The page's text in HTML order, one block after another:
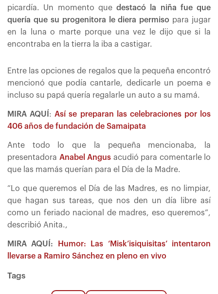
picardía. Un momento que destacó la niña fue que
quería que su progenitora le diera permiso para jugar
en la luna o marte porque una vez le dijo que si la
encontraba en la tierra la iba a castigar.
Entre las opciones de regalos que la pequeña encontró
mencionó que podía cantarle, dedicarle un poema e
incluso su papá quería regalarle un auto a su mamá.
MIRA AQUÍ :Así se preparan las celebraciones por los
406 años de fundación de Samaipata
Ante todo lo que la pequeña mencionaba, la
presentadora Anabel Angus acudió para comentarle lo
que las mamás querían para el Día de la Madre.
“Lo que queremos el Día de las Madres, es no limpiar,
que hagan sus tareas, que nos den un día libre así
como un feriado nacional de madres, eso queremos”,
describió Anita.,
MIRA AQUÍ:
Humor: Las ‘Misk’isiquisitas’ intentaron
llevarse a Ramiro Sánchez en pleno en vivo
Tags